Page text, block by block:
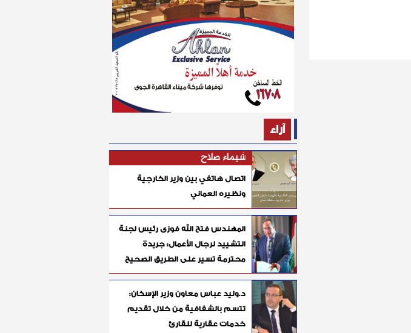
آراء
شيماء صلاح
اتصال هاتفي بين وزير الخارجية
ونظيره العماني
المهندس فتح الله فوزى رئيس لجنة
التشييد لرجال الأعمال: جريدة
محترمة تسير على الطريق الصحيح
د.وليد عباس معاون وزير الإسكان:
تتسم بالشفافية من خلال تقديم
خدمات عقارية للقارئ